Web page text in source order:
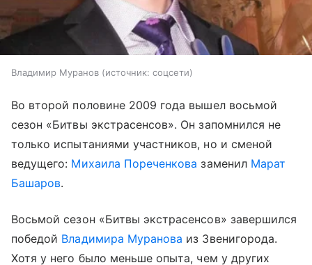
Владимир Муранов источник: соцсети
Во второй половине 2009 года вышел восьмой
сезон «Битвы экстрасенсов». Он запомнился не
только испытаниями участников, но и сменой
ведущего: Михаила Пореченкова заменил Марат
Башаров.
Восьмой сезон «Битвы экстрасенсов» завершился
победой Владимира Муранова из Звенигорода.
Хотя у него было меньше опыта, чем у других